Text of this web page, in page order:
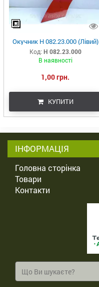
Окучник Н 082.23.000 (Лівий)
Код: Н 082.23.000
В наявності
1,00 грн.
КУПИТИ
ІНФОРМАЦІЯ
Головна сторінка
Товари
Контакти